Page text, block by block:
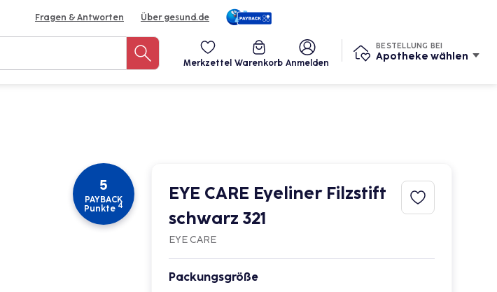
Fragen & Antworten Über gesund.de
Merkzettel Warenkorb Anmelden
BESTELLUNG BEI
Apotheke wählen
Notdienst-Apotheke finden Meine Services
5
PAYBACK
Punkte 4
EYE CARE Eyeliner Filzstift
schwarz 321
EYE CARE
Packungsgröße